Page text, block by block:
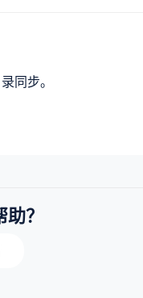
同步。
？